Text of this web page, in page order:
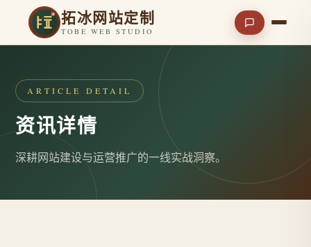
拓冰网站定制
TOBE WEB STUDIO
ARTICLE DETAIL
资讯详情
深耕网站建设与运营推广的一线实战洞察。